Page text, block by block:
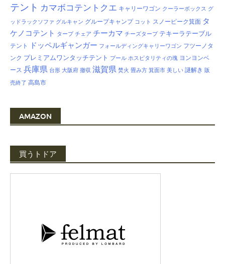
テント カマボコテントクエ キャリーワゴン クーラーボックス グ
ッドラックソファ グルキャン グループキャンプ コット スノーピーク箕面 タ
ケノコテント タープ チェア チーカマ チーズタープ テキーラテーブル
テント ドッペルギャンガー フォールディングキャリーワゴン フツーノタ
ンク プレミアムワンタッチテント プール ホスピタリティの塊 ヨンヨンベ
ース 兵庫県 台形 大阪府 撤収 滋賀県 焚火 畳み方 箕面市 美しい 謎解き 販
売終了 高島市
AMAZON
買うトドア